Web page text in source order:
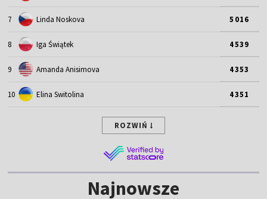
7 Linda Noskova 5016
8 Iga Świątek 4539
9 Amanda Anisimova 4353
10 Elina Switolina 4351
ROZWIŃ
Najnowsze